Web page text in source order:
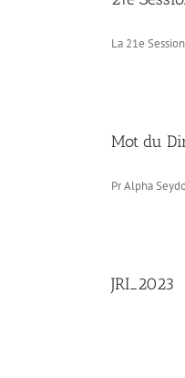
La 21e
Mot du
Pr Alpha
JRI_2023